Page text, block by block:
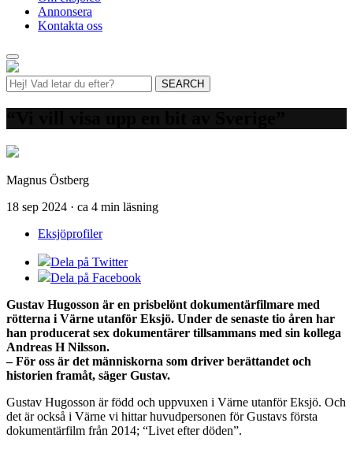
Annonsera
Kontakta oss
Magnus Östberg
18 sep 2024 · ca 4 min läsning
Eksjöprofiler
Dela på Twitter
Dela på Facebook
Gustav Hugosson är en prisbelönt dokumentärfilmare med
rötterna i Värne utanför Eksjö. Under de senaste tio åren har
han producerat sex dokumentärer tillsammans med sin kollega
Andreas H Nilsson.
– För oss är det människorna som driver berättandet och
historien framåt, säger Gustav.
Gustav Hugosson är född och uppvuxen i Värne utanför Eksjö. Och
det är också i Värne vi hittar huvudpersonen för Gustavs första
dokumentärfilm från 2014; “Livet efter döden”.